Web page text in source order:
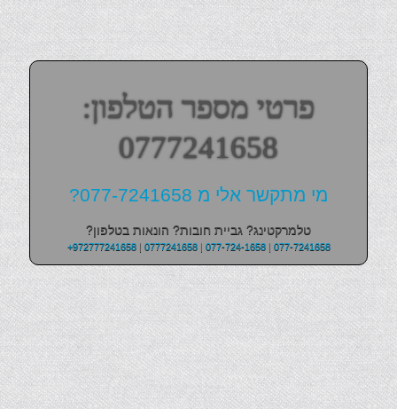
פרטי מספר הטלפון:
0777241658
מי מתקשר אלי מ 077-7241658?
טלמרקטינג? גביית חובות? הונאות בטלפון?
+972777241658| 0777241658| 077-724-1658| 077-7241658